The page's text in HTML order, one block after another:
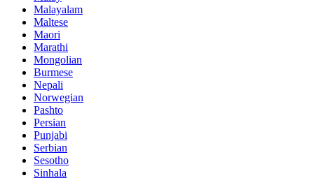
Malayalam
Maltese
Maori
Marathi
Mongolian
Burmese
Nepali
Norwegian
Pashto
Persian
Punjabi
Serbian
Sesotho
Sinhala